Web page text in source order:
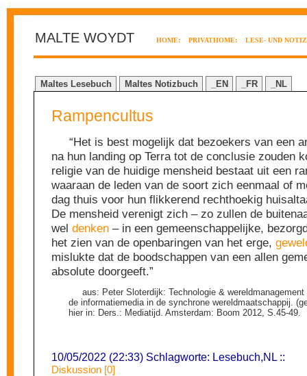
MALTE WOYDT HOME: PRIVATHOME: LESE- UND
Maltes Lesebuch Maltes Notizbuch _EN _FR _NL
Rampencultus
“Het is best mogelijk dat bezoekers van een
na hun landing op Terra tot de conclusie zouden
religie van de huidige mensheid bestaat uit een
waaraan de leden van de soort zich eenmaal of
dag thuis voor hun flikkerend rechthoekig
De mensheid verenigt zich – zo zullen de
wel denken – in een gemeenschappelijke,
het zien van de openbaringen van het erge,
mislukte dat de boodschappen van een allen
absolute doorgeeft.”
aus: Peter Sloterdijk: Technologie &
de informatiemedia in de synchrone wereldmaatschappij.
hier in: Ders.: Mediatijd. Amsterdam: Boom 2012, S.45-49.
10/05/2022 (22:33) Schlagworte: Lesebuch,NL ::
Diskussion [0]